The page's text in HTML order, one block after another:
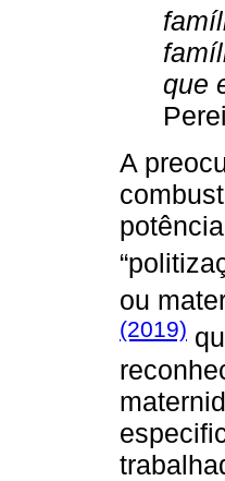
que
A
ou
(2019)